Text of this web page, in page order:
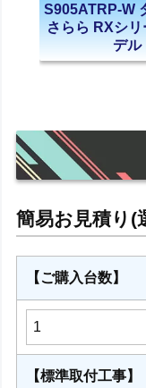
S905ATRP-W
さらら RXシ
デル
【ご購入台数】
【標準取付工事】